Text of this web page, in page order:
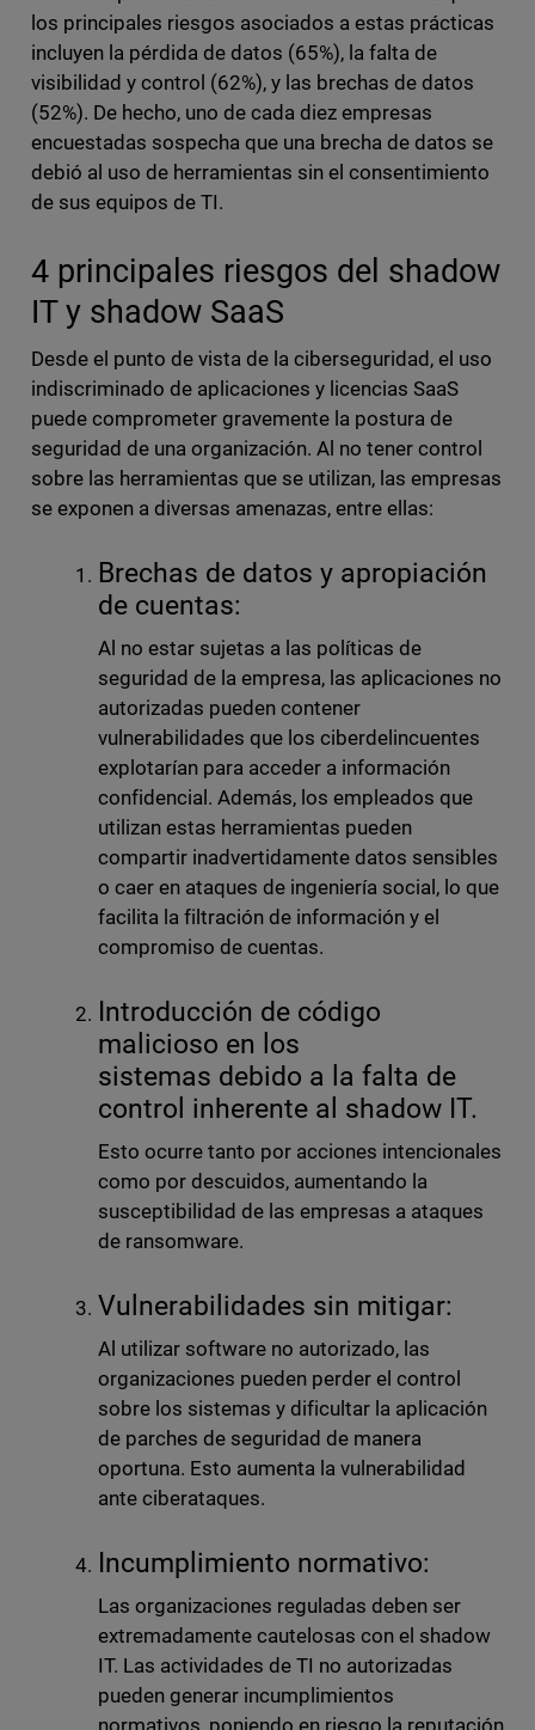
los principales riesgos asociados a estas prácticas
incluyen la pérdida de datos (65%), la falta de
visibilidad y control (62%), y las brechas de datos
(52%). De hecho, uno de cada diez empresas
encuestadas sospecha que una brecha de datos se
debió al uso de herramientas sin el consentimiento
de sus equipos de TI.
4 principales riesgos del shadow
IT y shadow SaaS
Desde el punto de vista de la ciberseguridad, el uso
indiscriminado de aplicaciones y licencias SaaS
puede comprometer gravemente la postura de
seguridad de una organización. Al no tener control
sobre las herramientas que se utilizan, las empresas
se exponen a diversas amenazas, entre ellas:
Brechas de datos y apropiación
de cuentas:
Al no estar sujetas a las políticas de
seguridad de la empresa, las aplicaciones no
autorizadas pueden contener
vulnerabilidades que los ciberdelincuentes
explotarían para acceder a información
confidencial. Además, los empleados que
utilizan estas herramientas pueden
compartir inadvertidamente datos sensibles
o caer en ataques de ingeniería social, lo que
facilita la filtración de información y el
compromiso de cuentas.
Introducción de código
malicioso en los
sistemas debido a la falta de
control inherente al shadow IT.
Esto ocurre tanto por acciones intencionales
como por descuidos, aumentando la
susceptibilidad de las empresas a ataques
de ransomware.
Vulnerabilidades sin mitigar:
Al utilizar software no autorizado, las
organizaciones pueden perder el control
sobre los sistemas y dificultar la aplicación
de parches de seguridad de manera
oportuna. Esto aumenta la vulnerabilidad
ante ciberataques.
Incumplimiento normativo:
Las organizaciones reguladas deben ser
extremadamente cautelosas con el shadow
IT. Las actividades de TI no autorizadas
pueden generar incumplimientos